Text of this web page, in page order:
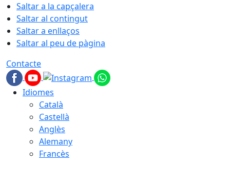
Saltar a la capçalera
Saltar al contingut
Saltar a enllaços
Saltar al peu de pàgina
Contacte
Idiomes
Català
Castellà
Anglès
Alemany
Francès